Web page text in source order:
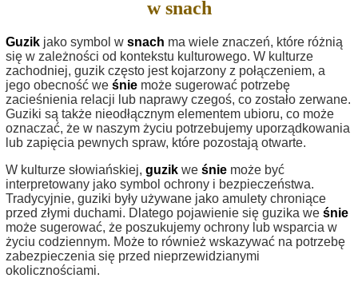
w snach
Guzik jako symbol w snach ma wiele znaczeń, które różnią
się w zależności od kontekstu kulturowego. W kulturze
zachodniej, guzik często jest kojarzony z połączeniem, a
jego obecność we śnie może sugerować potrzebę
zacieśnienia relacji lub naprawy czegoś, co zostało zerwane.
Guziki są także nieodłącznym elementem ubioru, co może
oznaczać, że w naszym życiu potrzebujemy uporządkowania
lub zapięcia pewnych spraw, które pozostają otwarte.
W kulturze słowiańskiej, guzik we śnie może być
interpretowany jako symbol ochrony i bezpieczeństwa.
Tradycyjnie, guziki były używane jako amulety chroniące
przed złymi duchami. Dlatego pojawienie się guzika we śnie
może sugerować, że poszukujemy ochrony lub wsparcia w
życiu codziennym. Może to również wskazywać na potrzebę
zabezpieczenia się przed nieprzewidzianymi
okolicznościami.